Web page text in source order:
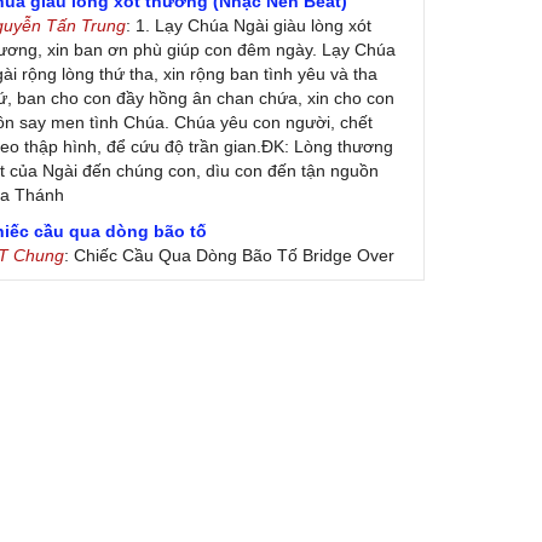
Tấn Trung: 1. Lạy Chúa Ngài giàu lòng xót
xin ban ơn phù giúp con đêm ngày. Lạy Chúa
rộng lòng thứ tha, xin rộng ban tình yêu và tha
ban cho con đầy hồng ân chan chứa, xin cho con
say men tình Chúa. Chúa yêu con người, chết
thập hình, để cứu độ trần gian.ĐK: Lòng thương
của Ngài đến chúng con, dìu con đến tận nguồn
Thánh
cầu qua dòng bão tố
Chung: Chiếc Cầu Qua Dòng Bão Tố Bridge Over
Water by Simon & Garfunkel (Released